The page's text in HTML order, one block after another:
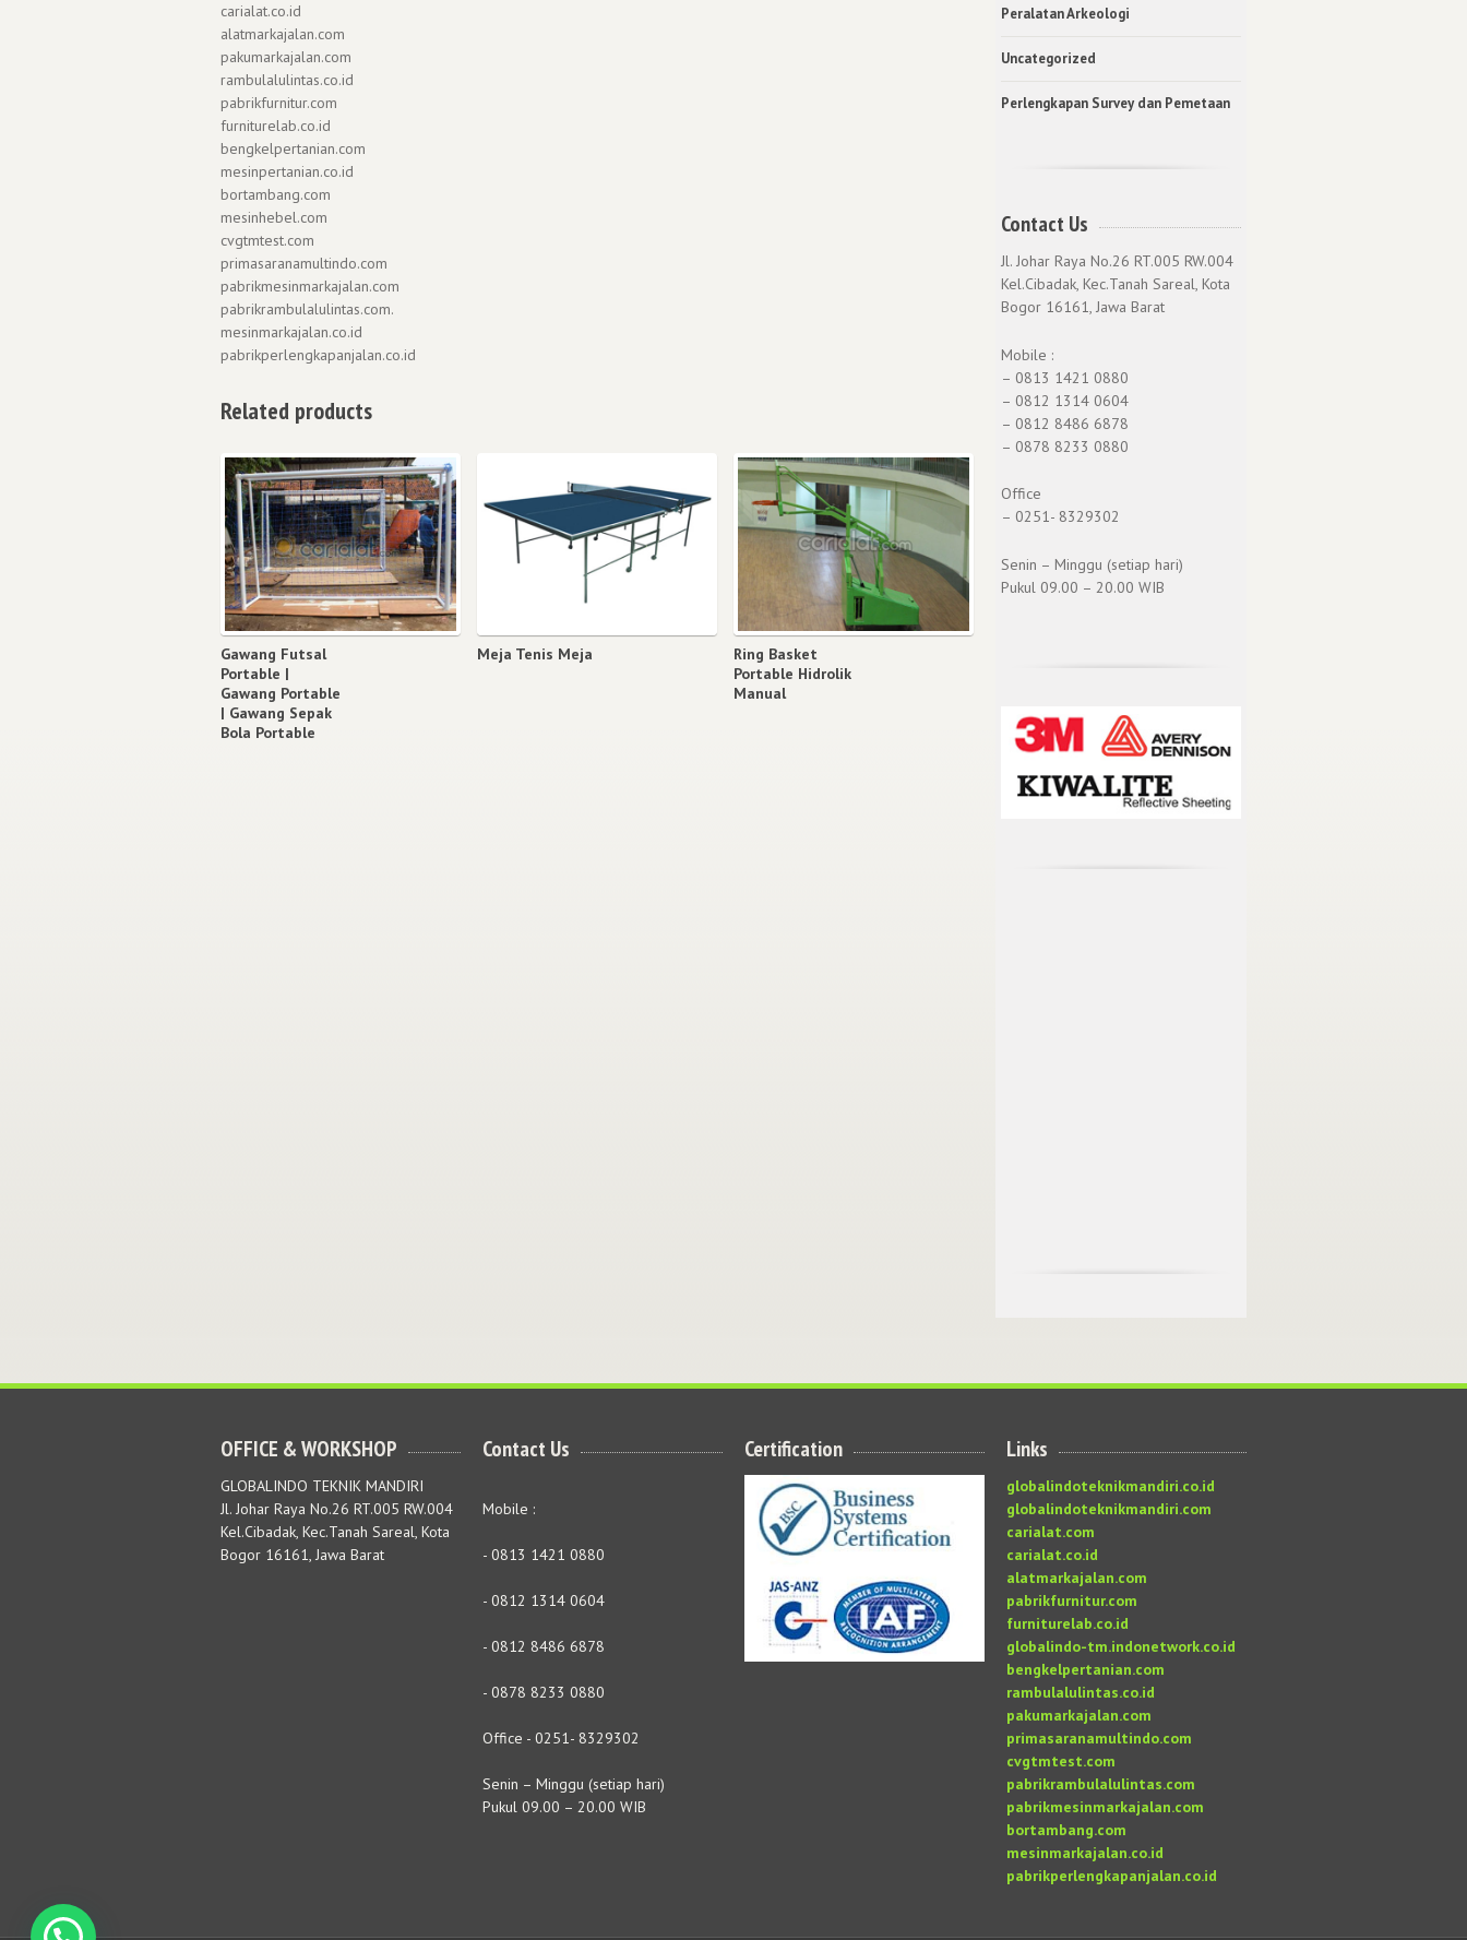
carialat.co.id
alatmarkajalan.com
pakumarkajalan.com
rambulalulintas.co.id
pabrikfurnitur.com
furniturelab.co.id
bengkelpertanian.com
mesinpertanian.co.id
bortambang.com
mesinhebel.com
cvgtmtest.com
primasaranamultindo.com
pabrikmesinmarkajalan.com
pabrikrambulalulintas.com.
mesinmarkajalan.co.id
pabrikperlengkapanjalan.co.id
Related products
Gawang Futsal
Portable |
Gawang Portable
| Gawang Sepak
Bola Portable
Meja Tenis Meja
Ring Basket
Portable Hidrolik
Manual
Peralatan Arkeologi
Uncategorized
Perlengkapan Survey dan Pemetaan
Contact Us
Jl. Johar Raya No.26 RT.005 RW.004
Kel.Cibadak, Kec.Tanah Sareal, Kota
Bogor 16161, Jawa Barat
Mobile :
– 0813 1421 0880
– 0812 1314 0604
– 0812 8486 6878
– 0878 8233 0880
Office
– 0251- 8329302
Senin – Minggu (setiap hari)
Pukul 09.00 – 20.00 WIB
OFFICE & WORKSHOP
GLOBALINDO TEKNIK MANDIRI
Jl. Johar Raya No.26 RT.005 RW.004
Kel.Cibadak, Kec.Tanah Sareal, Kota
Bogor 16161, Jawa Barat
Contact Us
Mobile :
- 0813 1421 0880
- 0812 1314 0604
- 0812 8486 6878
- 0878 8233 0880
Office - 0251- 8329302
Senin – Minggu (setiap hari)
Pukul 09.00 – 20.00 WIB
Certification Links
globalindoteknikmandiri.co.id
globalindoteknikmandiri.com
carialat.com
carialat.co.id
alatmarkajalan.com
pabrikfurnitur.com
furniturelab.co.id
globalindo-tm.indonetwork.co.id
bengkelpertanian.com
rambulalulintas.co.id
pakumarkajalan.com
primasaranamultindo.com
cvgtmtest.com
pabrikrambulalulintas.com
pabrikmesinmarkajalan.com
bortambang.com
mesinmarkajalan.co.id
pabrikperlengkapanjalan.co.id